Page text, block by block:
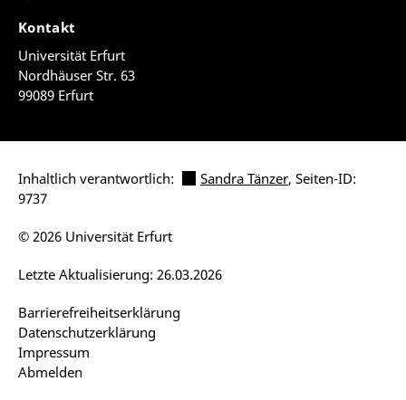
Kontakt
Universität Erfurt
Nordhäuser Str. 63
99089 Erfurt
Inhaltlich verantwortlich: Sandra Tänzer, Seiten-ID:
9737
Barrierefreiheitserklärung
Datenschutzerklärung
Impressum
Abmelden
Letzte Aktualisierung: 26.03.2026
© 2026 Universität Erfurt